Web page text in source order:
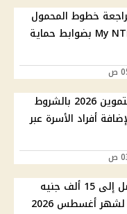
خطوط المحمول
المسجلة باسمك عبر My NTRA بضوابط حماية
خطوات تحديث بطاقة التموين 2026 بالشروط
أفراد الأسرة عبر
وظائف خالية برواتب تصل إلى 15 ألف جنيه
أغسطس 2026